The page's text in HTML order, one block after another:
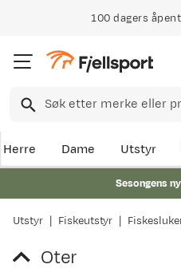
100 dagers
Herre Dame Utstyr
Sesongens
Utstyr Fiskeutstyr
Oter